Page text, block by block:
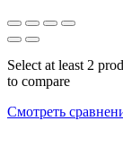
Select at least 2
to compare
Смотреть